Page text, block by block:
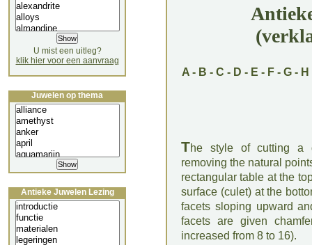
A - B - C - D - E - F - G - H
The style of cutting a
removing the natural
rectangular table at the
surface (culet) at the
facets sloping upward
facets are given
increased from 8 to 16).
U mist een uitleg?
klik hier voor een aanvraag
Juwelen op thema
Antieke Juwelen Lezing